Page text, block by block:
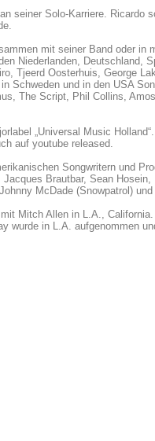
seiner Solo-Karriere. Ricardo
mit seiner Band oder in
Niederlanden, Deutschland,
Tjeerd Oosterhuis, George
Schweden und in den USA
The Script, Phil Collins,
„Universal Music Holland“.
auf youtube released.
Songwritern und
Brautbar, Sean Hosein,
McDade (Snowpatrol) und
Mitch Allen in L.A.,
wurde in L.A. aufgenommen